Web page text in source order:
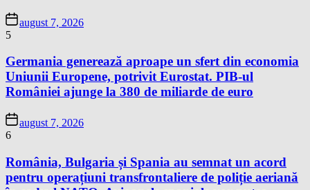
august 7, 2026
5
Germania generează aproape un sfert din economia
Uniunii Europene, potrivit Eurostat. PIB-ul
României ajunge la 380 de miliarde de euro
august 7, 2026
6
România, Bulgaria și Spania au semnat un acord
pentru operațiuni transfrontaliere de poliție aeriană